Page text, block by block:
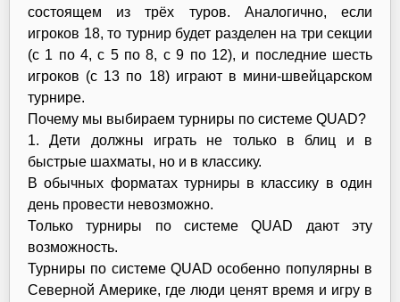
состоящем из трёх туров. Аналогично, если
игроков 18, то турнир будет разделен на три секции
(с 1 по 4, с 5 по 8, с 9 по 12), и последние шесть
игроков (с 13 по 18) играют в мини-швейцарском
турнире.
Почему мы выбираем турниры по системе QUAD?
1. Дети должны играть не только в блиц и в
быстрые шахматы, но и в классику.
В обычных форматах турниры в классику в один
день провести невозможно.
Только турниры по системе QUAD дают эту
возможность.
Турниры по системе QUAD особенно популярны в
Северной Америке, где люди ценят время и игру в